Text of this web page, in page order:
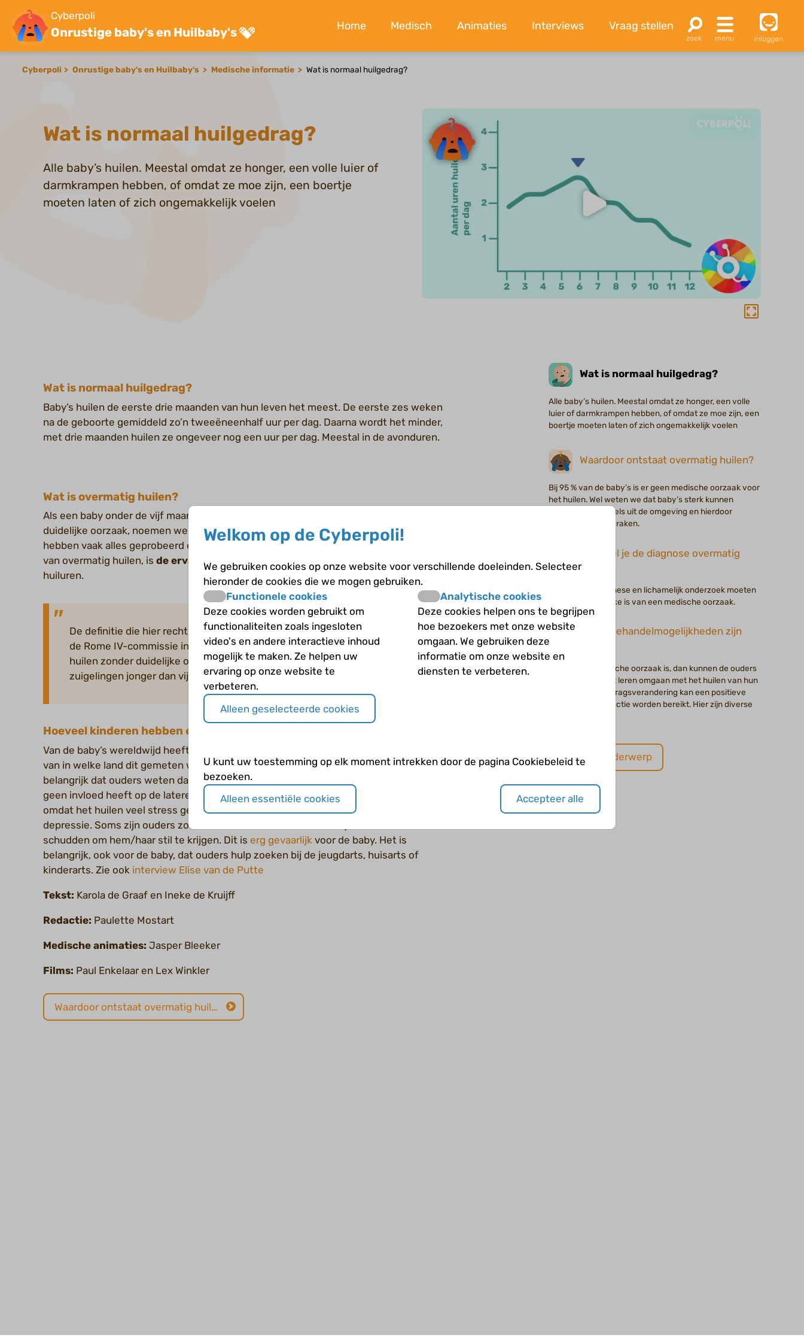
Cyberpoli
Onrustige baby's en Huilbaby's Home Medisch Animaties Interviews Vraag stellen
inloggen
Cyberpoli Onrustige baby's en Huilbaby's Medische informatie Wat is normaal huilgedrag?
Wat is normaal huilgedrag?
Alle baby’s huilen. Meestal omdat ze honger, een volle luier of
darmkrampen hebben, of omdat ze moe zijn, een boertje
moeten laten of zich ongemakkelijk voelen
Wat is normaal huilgedrag?
Baby’s huilen de eerste drie maanden van hun leven het meest. De eerste zes weken
na de geboorte gemiddeld zo’n tweeëneenhalf uur per dag. Daarna wordt het minder,
met drie maanden huilen ze ongeveer nog een uur per dag. Meestal in de avonduren.
Wat is overmatig huilen?
Als een baby onder de vijf maanden heel vaak of lang achterelkaar huilt zonder een
duidelijke oorzaak, noemen we dit overmatig huilen. Ouders voelen zich hulpeloos, ze
hebben vaak alles geprobeerd en niets lijkt te helpen. Om vast te stellen of sprake is
van overmatig huilen, is de ervaring
van ouders belangrijker dan het precieze aantal
huiluren.
De definitie die hier recht aan doet is die van ‘infant colic’, geformuleerd door
de Rome IV-commissie in 2016 als terugkerende en langdurige perioden van
huilen zonder duidelijke oorzaak, bewijs van groeiachterstand of ziekte bij
zuigelingen jonger dan vijf maanden.
Hoeveel kinderen hebben er last van en wat zijn de gevolgen?
Van de baby’s wereldwijd heeft 4 % tot 20 % last van overmatig huilen, afhankelijk
van in welke land dit gemeten wordt en welke definities worden gebruikt. Het is
belangrijk dat ouders weten dat het overmatig huilen niet hun schuld is en dat het
geen invloed heeft op de latere gezondheid van hun kind. Veel ouders zoeken hulp
omdat het huilen veel stress geeft en kan zorgen voor uitputting, angst en
depressie. Soms zijn ouders zo moe dat ze uit onmacht hun baby door elkaar
schudden om hem/haar stil te krijgen. Dit is erg gevaarlijk voor de baby. Het is
belangrijk, ook voor de baby, dat ouders hulp zoeken bij de jeugdarts, huisarts of
kinderarts. Zie ook interview Elise van de Putte
Tekst: Karola de Graaf en Ineke de Kruijff
Redactie: Paulette Mostart
Medische animaties: Jasper Bleeker
Films: Paul Enkelaar en Lex Winkler
Waardoor ontstaat overmatig huilen?
Wat is normaal huilgedrag?
Alle baby’s huilen. Meestal omdat ze honger, een volle
luier of darmkrampen hebben, of omdat ze moe zijn, een
boertje moeten laten of zich ongemakkelijk voelen
Waardoor ontstaat overmatig huilen?
Bij 95 % van de baby’s is er geen medische oorzaak voor
het huilen. Wel weten we dat baby’s sterk kunnen
reageren op prikkels uit de omgeving en hierdoor
vermoeid kunnen raken.
Hoe stel je de diagnose overmatig
huilen?
Een goede anamnese en lichamelijk onderzoek moeten
aantonen of sprake is van een medische oorzaak.
Welke behandelmogelijkheden zijn
Als er geen medische oorzaak is, dan kunnen de ouders
hulp krijgen bij het leren omgaan met het huilen van hun
baby. Via een gedragsverandering kan een positieve
ouder-kind-interactie worden bereikt. Hier zijn diverse
Volgend onderwerp
Welkom op de Cyberpoli!
We gebruiken cookies op onze website voor verschillende doeleinden. Selecteer
hieronder de cookies die we mogen gebruiken.
Functionele cookies
Deze cookies worden gebruikt om
functionaliteiten zoals ingesloten
video's en andere interactieve inhoud
mogelijk te maken. Ze helpen uw
ervaring op onze website te
verbeteren.
Analytische cookies
Deze cookies helpen ons te begrijpen
hoe bezoekers met onze website
omgaan. We gebruiken deze
informatie om onze website en
diensten te verbeteren.
Alleen geselecteerde cookies
U kunt uw toestemming op elk moment intrekken door de pagina Cookiebeleid te
bezoeken.
Alleen essentiële cookies
Accepteer alle